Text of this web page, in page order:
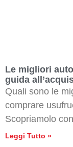
Le migliori
guida
Quali sono le
comprare
Scopriamolo
Leggi Tutto »